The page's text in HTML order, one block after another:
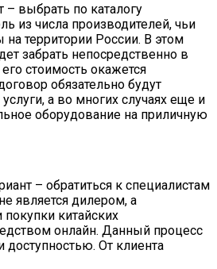
– выбрать по каталогу
из числа производителей, чьи
территории России. В этом
забрать непосредственно в
стоимость окажется
обязательно будут
а во многих случаях еще и
оборудование на приличную
– обратиться к специалистам
является дилером, а
покупки китайских
онлайн. Данный процесс
доступностью. От клиента